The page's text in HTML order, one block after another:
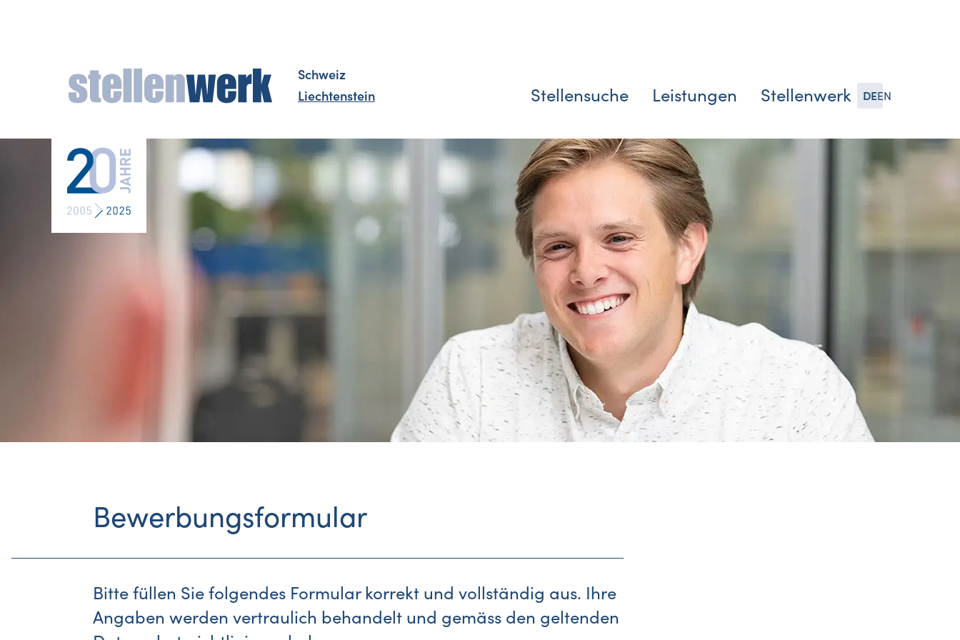
Schweiz
Liechtenstein
Stellensuche Leistungen Stellenwerk DEEN
Bewerbungsformular
Bitte füllen Sie folgendes Formular korrekt und vollständig aus. Ihre
Angaben werden vertraulich behandelt und gemäss den geltenden